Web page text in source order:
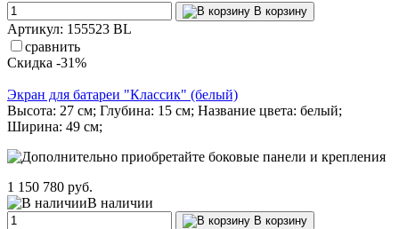
В корзину
Артикул: 155523 BL
сравнить
Скидка -31%
Экран для батареи "Классик" (белый)
Высота: 27 см; Глубина: 15 см; Название цвета: белый;
Ширина: 49 см;
1 150 780 руб.
В наличии
В корзину